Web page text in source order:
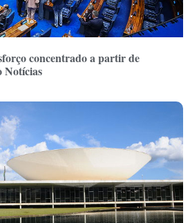
concentrado a partir de
Notícias